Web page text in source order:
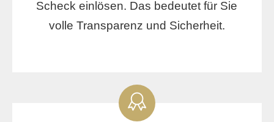
Scheck einlösen. Das bedeutet für Sie
volle Transparenz und Sicherheit.